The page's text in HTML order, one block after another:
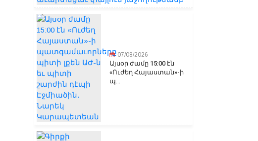
07/08/2026
Այսօր ժամը 15:00 էն
«Ուժեղ Հայաստան»-ի
պ...